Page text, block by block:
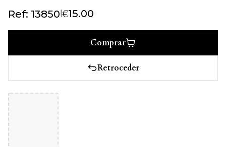
Ref: 13850|€15.00
Comprar
Retroceder